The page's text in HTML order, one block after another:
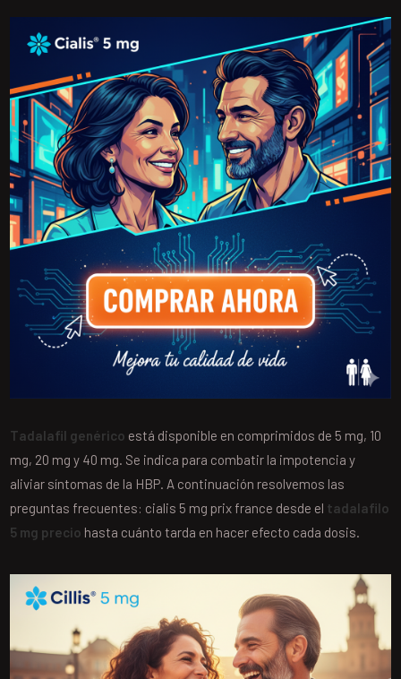
Tadalafil genérico está disponible en comprimidos de 5 mg, 10
mg, 20 mg y 40 mg. Se indica para combatir la impotencia y
aliviar síntomas de la HBP. A continuación resolvemos las
preguntas frecuentes: cialis 5 mg prix france desde el tadalafilo
5 mg precio hasta cuánto tarda en hacer efecto cada dosis.